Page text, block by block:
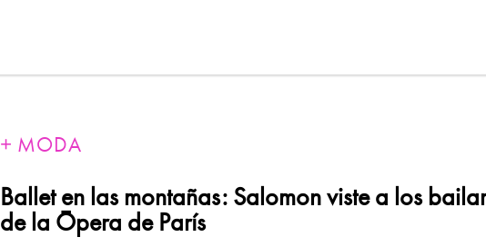
MODA
Ballet en las montañas: Salomon viste a los
de la Ópera de París